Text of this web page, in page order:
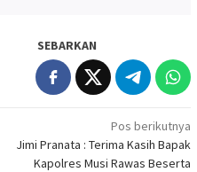
SEBARKAN
Pos berikutnya
Jimi Pranata : Terima Kasih Bapak
Kapolres Musi Rawas Beserta